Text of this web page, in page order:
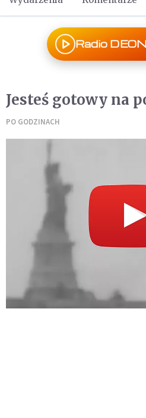
Radio
Jesteś gotowy na
PO GODZINACH